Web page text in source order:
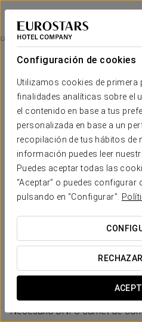
Configuración de cookies
Utilizamos cookies de primera
finalidades analíticas sobre el
el contenido en base a tus
personalizada en base a un
recopilación de tus hábitos de
información puedes leer
Puedes aceptar todas las
“Aceptar” o puedes configurar
pulsando en “Configurar”.
Eurostars Langford
MIAMI
Oferta Residentes En Florida
Oferta residentes
sus alrededores y escápate a
descuento del 12%, en el
. Somos
¡Te esperamos en el Eurostars
*Necesario DNI o carnet de